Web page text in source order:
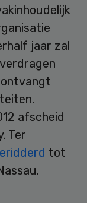
jaar zal
ontvangt
afscheid
Ter
tot